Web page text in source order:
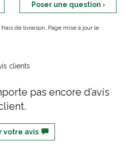
Poser une question ›
de livraison. Page mise à jour le
clients
pas encore d’avis
votre avis